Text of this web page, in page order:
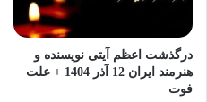
درگذشت اعظم آیتی نویسنده و
هنرمند ایران 12 آذر 1404 + علت
فوت